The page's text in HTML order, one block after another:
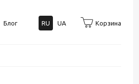
Блог RU UA Корзина